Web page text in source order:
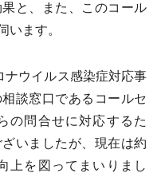
と、また、このコール
います。
ナウイルス感染症対応事
談窓口であるコールセ
の問合せに対応するた
いましたが、現在は約
上を図ってまいりまし